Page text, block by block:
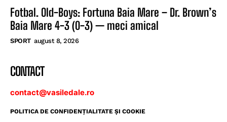
Fotbal. Old-Boys: Fortuna Baia Mare – Dr. Brown’s
Baia Mare 4-3 (0-3) — meci amical
SPORT august 8, 2026
CONTACT
contact@vasiledale.ro
POLITICA DE CONFIDENŢIALITATE ŞI COOKIE